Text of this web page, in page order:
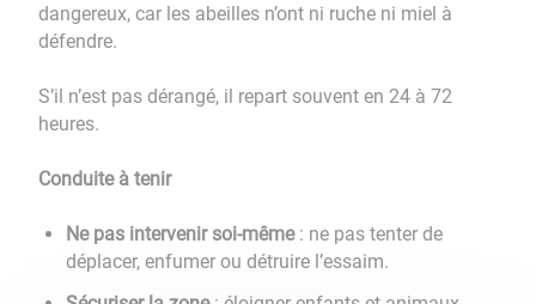
dangereux, car les abeilles n’ont ni ruche ni miel à
défendre.
S’il n’est pas dérangé, il repart souvent en 24 à 72
heures.
Conduite à tenir
Ne pas intervenir soi-même: ne pas tenter de
déplacer, enfumer ou détruire l’essaim.